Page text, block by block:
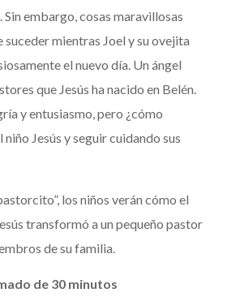
Sin embargo, cosas maravillosas
suceder mientras Joel y su ovejita
el nuevo día. Un ángel
que Jesús ha nacido en Belén.
y entusiasmo, pero ¿cómo
Jesús y seguir cuidando sus
los niños verán cómo el
transformó a un pequeño pastor
de su familia.
de 30 minutos